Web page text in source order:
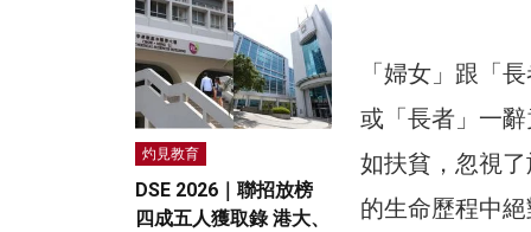
「婦女」跟「
或「長者」一
如扶貧，忽視
的生命歷程中
灼見教育
DSE 2026｜聯招放榜
四成五人獲取錄 港大、